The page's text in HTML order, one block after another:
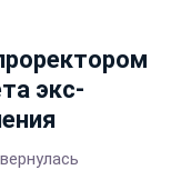
экс-